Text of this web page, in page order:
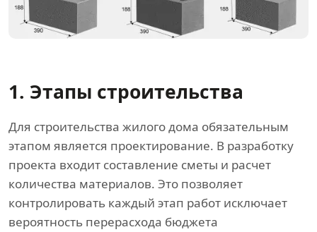
1. Этапы строительства
Для строительства жилого дома обязательным
этапом является проектирование. В разработку
проекта входит составление сметы и расчет
количества материалов. Это позволяет
контролировать каждый этап работ исключает
вероятность перерасхода бюджета